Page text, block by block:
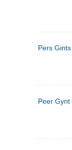
Pers
Peer Gynt